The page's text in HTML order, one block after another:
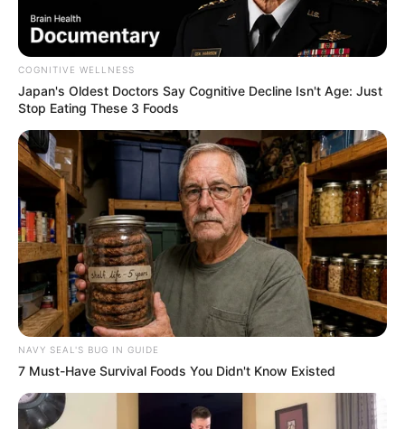
COGNITIVE WELLNESS
Japan's Oldest Doctors Say Cognitive Decline Isn't Age: Just
Stop Eating These 3 Foods
NAVY SEAL'S BUG IN GUIDE
7 Must-Have Survival Foods You Didn't Know Existed